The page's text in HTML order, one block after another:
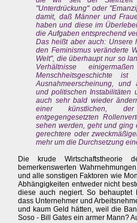
"Unterdrückung" oder
damit, daß Männer und
haben und diese im
die Aufgaben entsprechend
Das heißt aber auch: Unsere
den Feminismus veränderte
Welt", die überhaupt nur so
Verhältnisse
Menschheitsgeschichte
Ausnahmeerscheinung, und
und politischen Instabilitäten
auch sehr bald wieder
einer künstlichen, der
entgegengesetzten
sehen werden, geht und
gerechtere oder
mehr um die Durchsetzung
Die krude Wirtschaftstheorie
bemerkenswerten
und alle sonstigen Faktoren wie
Abhängigkeiten entweder nicht
diese auch negiert. So
dass Unternehmer und
und kaum Geld hätten, weil die
Soso - Bill Gates ein armer Mann?